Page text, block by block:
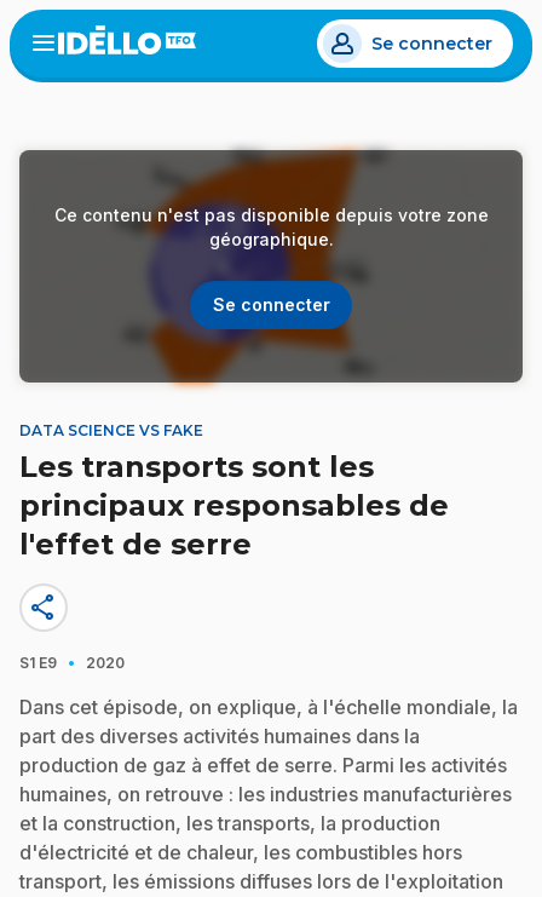
Aller
au
contenu
Open
menu
Se connecter
Ce contenu n'est pas disponible depuis votre zone
géographique.
Se connecter
DATA SCIENCE VS FAKE
Les transports sont les
principaux responsables de
l'effet de serre
share
S1 E9 · 2020
Dans cet épisode, on explique, à l'échelle mondiale, la
part des diverses activités humaines dans la
production de gaz à effet de serre. Parmi les activités
humaines, on retrouve : les industries manufacturières
et la construction, les transports, la production
d'électricité et de chaleur, les combustibles hors
transport, les émissions diffuses lors de l'exploitation